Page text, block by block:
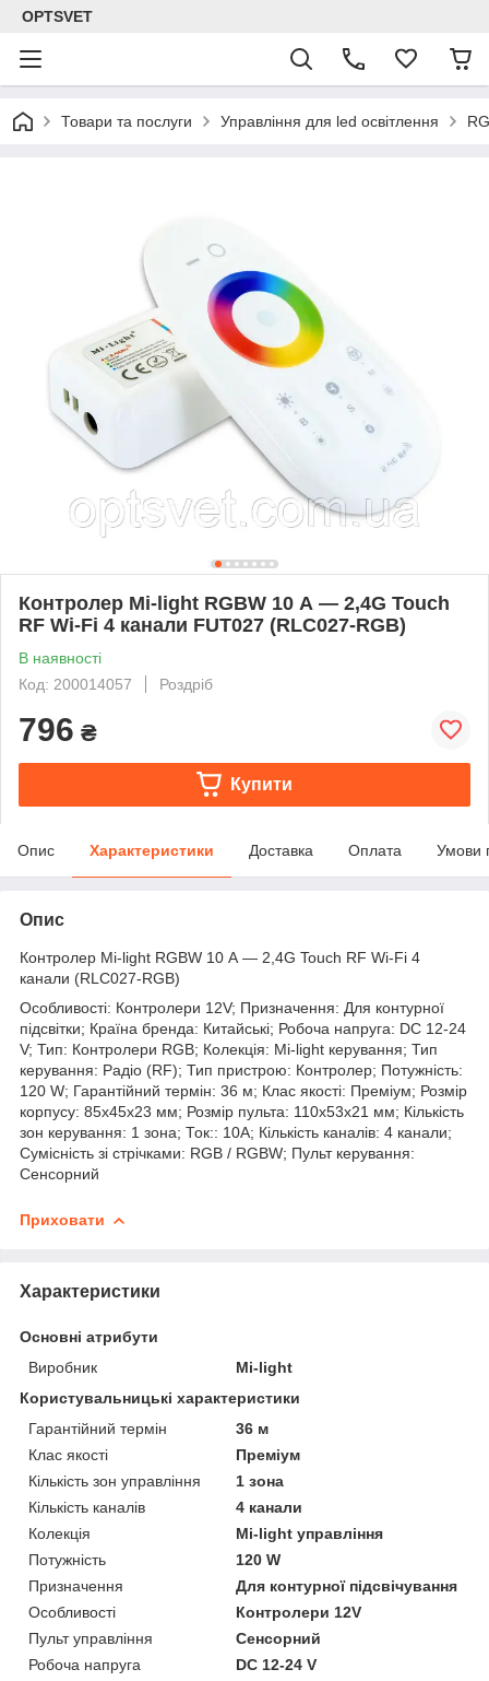
OPTSVET
Товари та послуги Управління для led освітлення
Контролер Mi-light RGBW 10 А — 2,4G Touch
RF Wi-Fi 4 канали FUT027 (RLC027-RGB)
В наявності
Код: 200014057
Роздріб
796 ₴
Купити
Опис Характеристики Доставка Оплата Умови
Опис
Контролер Mi-light RGBW 10 А — 2,4G Touch RF Wi-Fi 4
канали (RLC027-RGB)
Особливості: Контролери 12V; Призначення: Для контурної
підсвітки; Країна бренда: Китайські; Робоча напруга: DC 12-24
V; Тип: Контролери RGB; Колекція: Mi-light керування; Тип
керування: Радіо (RF); Тип пристрою: Контролер; Потужність:
120 W; Гарантійний термін: 36 м; Клас якості: Преміум; Розмір
корпусу: 85х45х23 мм; Розмір пульта: 110х53х21 мм; Кількість
зон керування: 1 зона; Ток:: 10A; Кількість каналів: 4 канали;
Сумісність зі стрічками: RGB / RGBW; Пульт керування:
Сенсорний
Приховати
Характеристики
Основні атрибути
Виробник
Mi-light
Користувальницькі характеристики
Гарантійний термін
36 м
Клас якості
Преміум
Кількість зон управління
1 зона
Кількість каналів
4 канали
Колекція
Mi-light управління
Потужність
120 W
Призначення
Для контурної підсвічування
Особливості
Контролери 12V
Пульт управління
Сенсорний
Робоча напруга
DC 12-24 V